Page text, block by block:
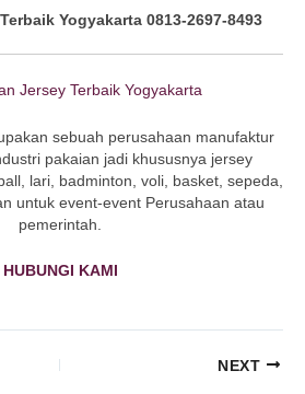
Yogyakarta 0813-2697-8493
sebuah perusahaan manufaktur
pakaian jadi khususnya jersey
lari, badminton, voli, basket, sepeda,
untuk event-event Perusahaan atau
pemerintah.
HUBUNGI KAMI
NEXT